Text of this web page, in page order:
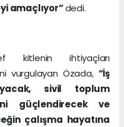
amaçlıyor”dedi.
kitlenin ihtiyaçları
vurgulayan Özada, “İş
sivil toplum
güçlendirecek ve
çalışma hayatına